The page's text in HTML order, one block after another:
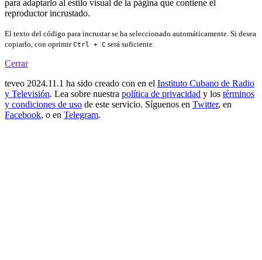
para adaptarlo al estilo visual de la página que contiene el
reproductor incrustado.
El texto del código para incrustar se ha seleccionado automáticamente. Si desea
copiarlo, con oprimirCtrl + C será suficiente.
Cerrar
teveo 2024.11.1 ha sido creado con en el Instituto Cubano de Radio
y Televisión. Lea sobre nuestra política de privacidad y los términos
y condiciones de uso de este servicio. Síguenos en Twitter, en
Facebook, o en Telegram.